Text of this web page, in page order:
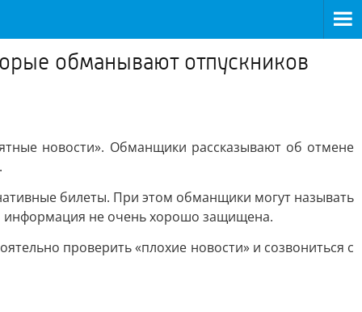
обманывают отпускников
новости». Обманщики рассказывают об отмене
билеты. При этом обманщики могут называть
информация не очень хорошо защищена.
проверить «плохие новости» и созвониться с